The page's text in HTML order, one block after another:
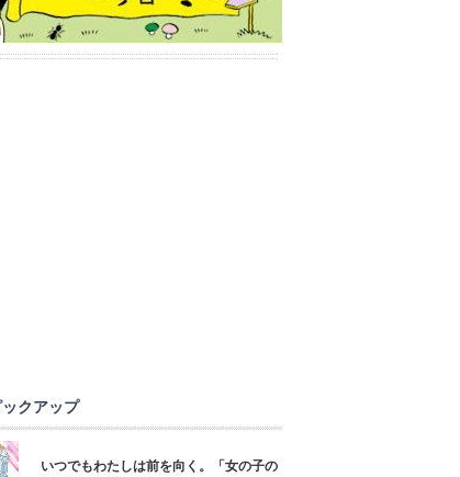
ックアップ
いつでもわたしは前を向く。「女の子の